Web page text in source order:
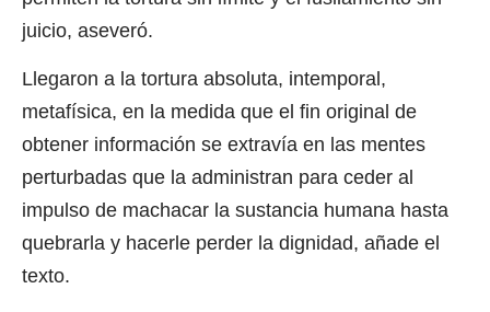
juicio, aseveró.
Llegaron a la tortura absoluta, intemporal,
metafísica, en la medida que el fin original de
obtener información se extravía en las mentes
perturbadas que la administran para ceder al
impulso de machacar la sustancia humana hasta
quebrarla y hacerle perder la dignidad, añade el
texto.